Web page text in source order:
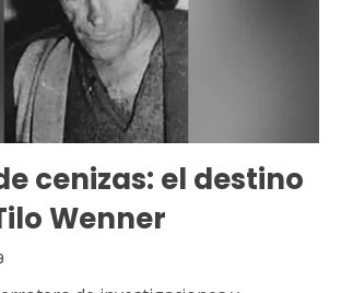
cenizas: el destino
Wenner